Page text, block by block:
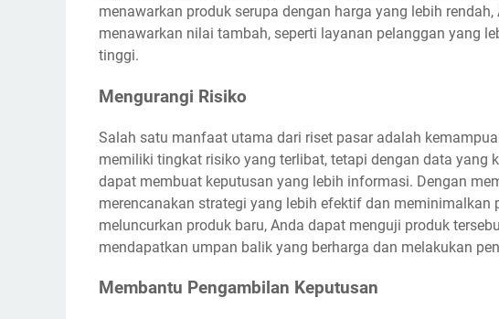
menawarkan produk serupa dengan harga yang lebih
menawarkan nilai tambah, seperti layanan pelanggan yang
tinggi.
Mengurangi Risiko
Salah satu manfaat utama dari riset pasar adalah
memiliki tingkat risiko yang terlibat, tetapi dengan data yang
dapat membuat keputusan yang lebih informasi. Dengan
merencanakan strategi yang lebih efektif dan meminimalkan
meluncurkan produk baru, Anda dapat menguji produk
mendapatkan umpan balik yang berharga dan melakukan
Membantu Pengambilan Keputusan